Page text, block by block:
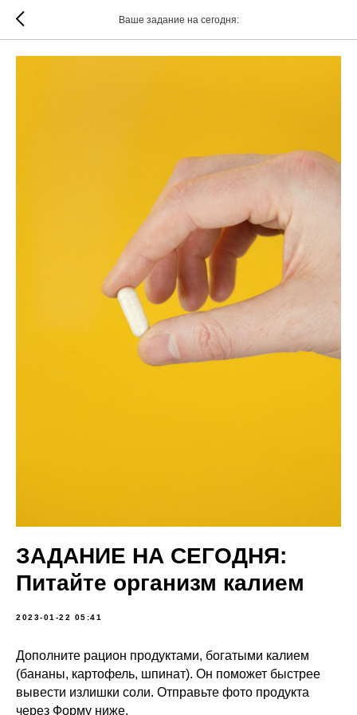
Ваше задание на сегодня:
ЗАДАНИЕ НА СЕГОДНЯ:
Питайте организм калием
2023-01-22 05:41
Дополните рацион продуктами, богатыми калием
(бананы, картофель, шпинат). Он поможет быстрее
вывести излишки соли. Отправьте фото продукта
через Форму ниже.